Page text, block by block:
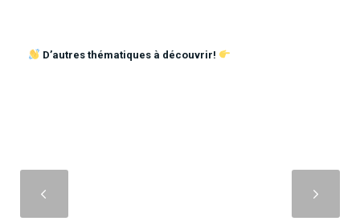
D’autres thématiques à découvrir!